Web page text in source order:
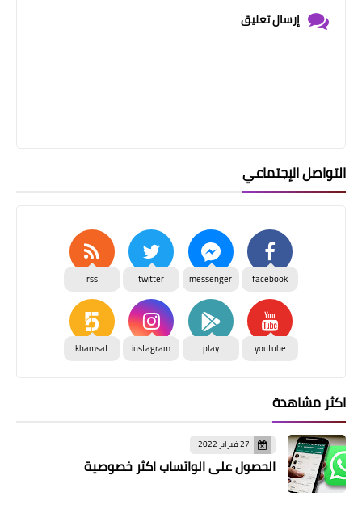
إرسال تعليق
التواصل الإجتماعي
facebook
messenger
twitter
rss
youtube
play
instagram
khamsat
اكثر مشاهدة
27 فبراير 2022
الحصول على الواتساب اكثر خصوصية